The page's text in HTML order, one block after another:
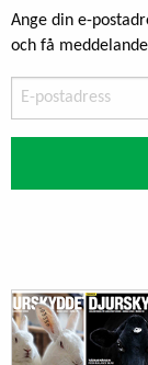
Ange din e-
och få
postadress